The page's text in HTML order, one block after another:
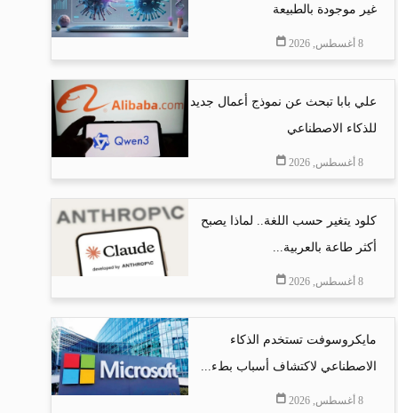
غير موجودة بالطبيعة
8 أغسطس, 2026
علي بابا تبحث عن نموذج أعمال جديد
للذكاء الاصطناعي
8 أغسطس, 2026
كلود يتغير حسب اللغة.. لماذا يصبح
أكثر طاعة بالعربية...
8 أغسطس, 2026
مايكروسوفت تستخدم الذكاء
الاصطناعي لاكتشاف أسباب بطء...
8 أغسطس, 2026